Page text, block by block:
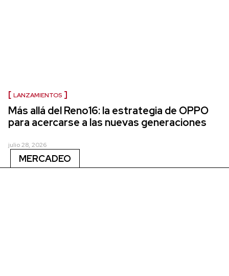
LANZAMIENTOS
Más allá del Reno16: la estrategia de OPPO
para acercarse a las nuevas generaciones
julio 28, 2026
MERCADEO